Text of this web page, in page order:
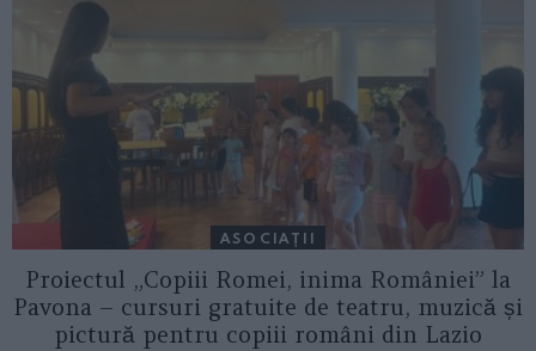
ASOCIAŢII
Proiectul „Copiii Romei, inima României” la
Pavona – cursuri gratuite de teatru, muzică și
pictură pentru copiii români din Lazio